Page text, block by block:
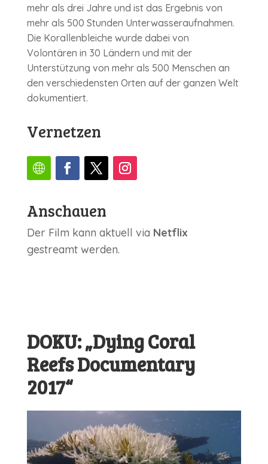
mehr als drei Jahre und ist das Ergebnis von
mehr als 500 Stunden Unter­wasser­auf­nahmen.
Die Korallen­bleiche wurde dabei von
Volontären in 30 Ländern und mit der
Unterstützung von mehr als 500 Menschen an
den verschiedensten Orten auf der ganzen Welt
dokumentiert.
Vernetzen
Anschauen
Der Film kann aktuell via Netflix
gestreamt werden.
DOKU: „Dying Coral
Reefs Documentary
2017“